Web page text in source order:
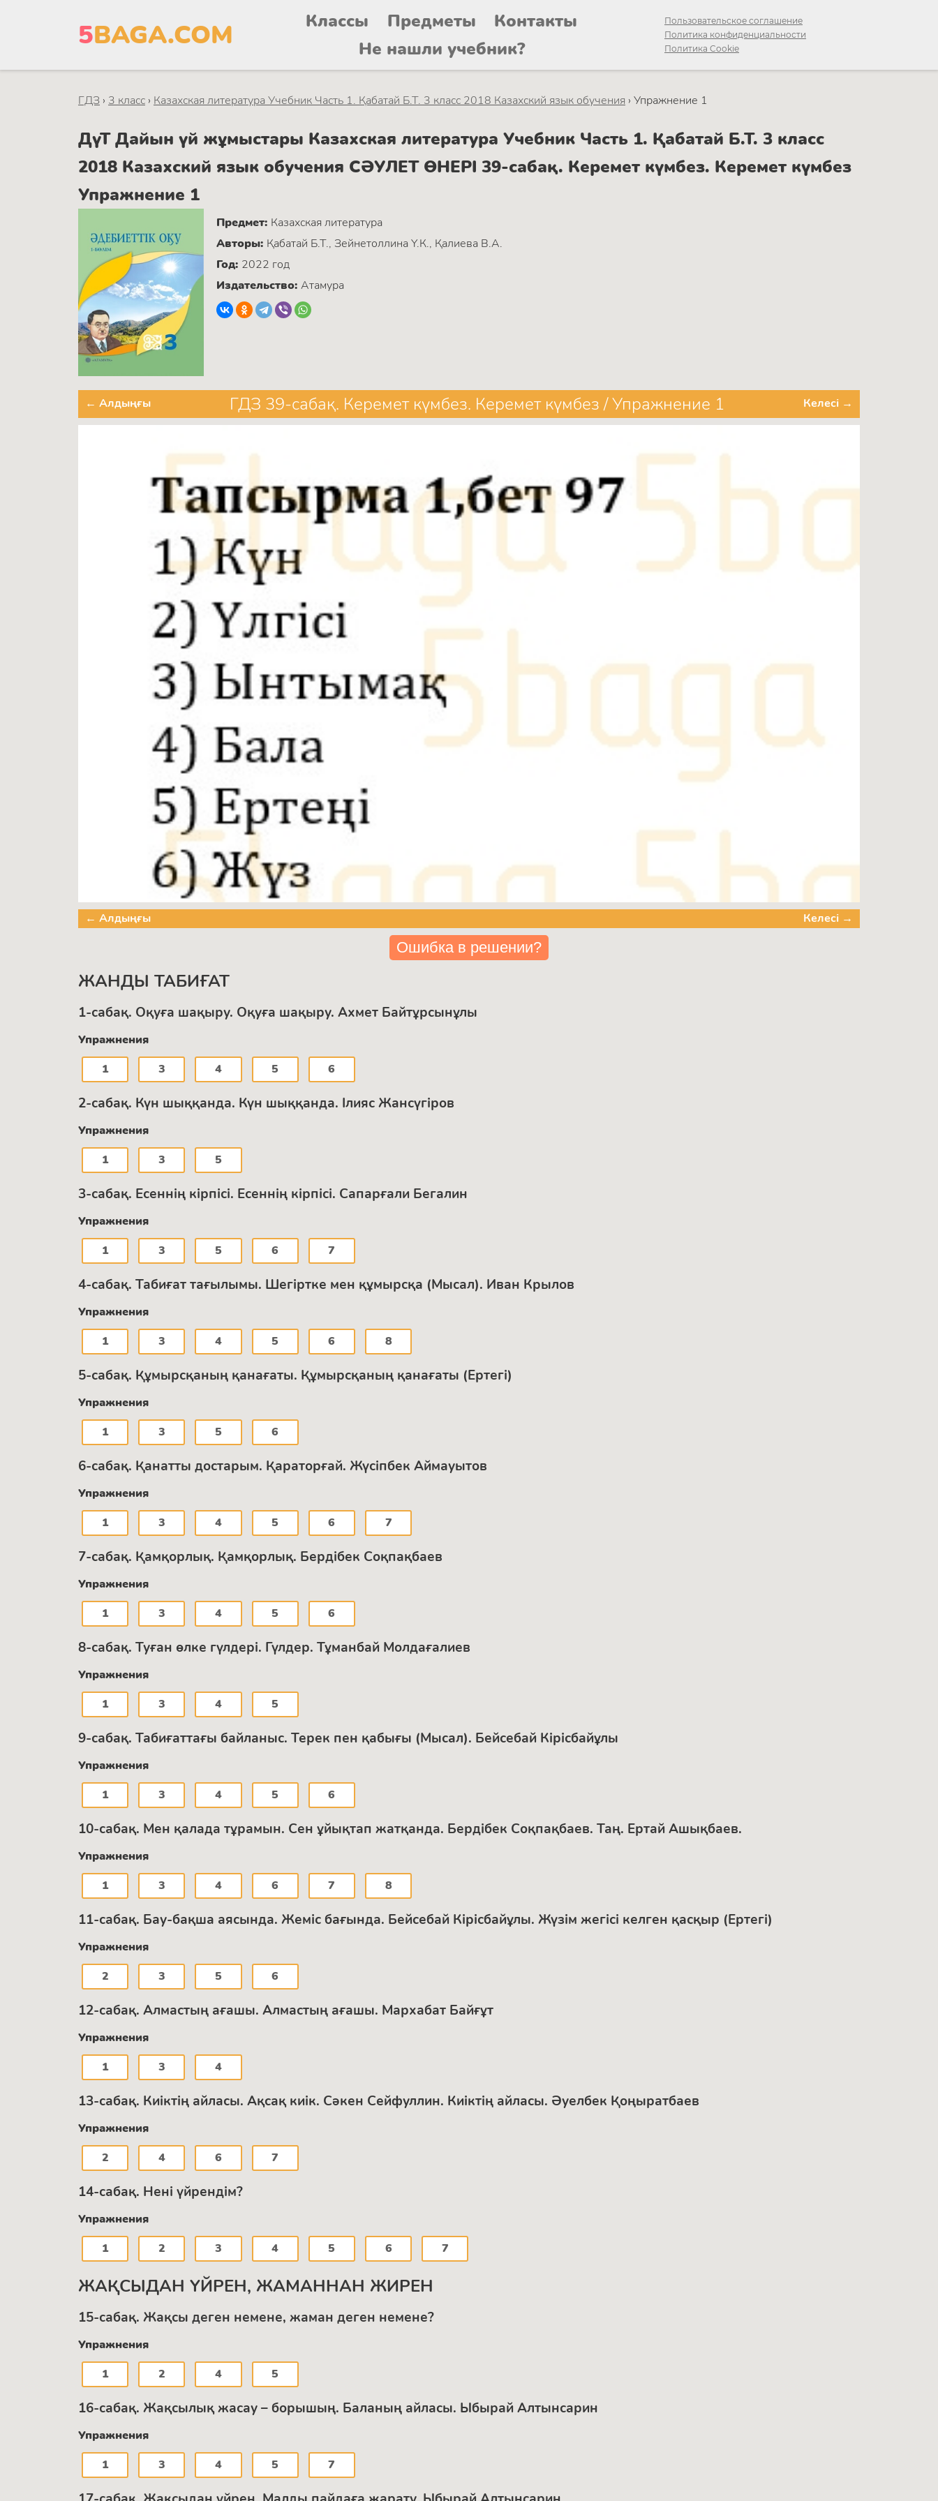
5BAGA.COM Классы Предметы
Контакты
Не нашли учебник?
Пользовательское соглашение
Политика конфиденциальности
Политика Cookie
ГДЗ › 3 класс › Казахская литература Учебник Часть 1. Қабатай Б.Т. 3 класс 2018 Казахский язык обучения › Упражнение 1
ДүТ Дайын үй жұмыстары Казахская литература Учебник Часть 1. Қабатай Б.Т. 3 класс
2018 Казахский язык обучения СӘУЛЕТ ӨНЕРІ 39-сабақ. Керемет күмбез. Керемет күмбез
Упражнение 1
Предмет: Казахская литература
Авторы: Қабатай Б.Т., Зейнетоллина Ү.К., Қалиева В.А.
Год: 2022 год
Издательство: Атамура
← Алдыңғы ГДЗ 39-сабақ. Керемет күмбез. Керемет күмбез / Упражнение 1 Келесі →
← Алдыңғы Келесі →
Ошибка в решении?
ЖАНДЫ ТАБИҒАТ
1-сабақ. Оқуға шақыру. Оқуға шақыру. Ахмет Байтұрсынұлы
Упражнения
1
3 4 5 6
2-сабақ. Күн шыққанда. Күн шыққанда. Ілияс Жансүгіров
Упражнения
1
3 5
3-сабақ. Есеннің кірпісі. Есеннің кірпісі. Сапарғали Бегалин
Упражнения
1
3 5 6 7
4-сабақ. Табиғат тағылымы. Шегіртке мен құмырсқа (Мысал). Иван Крылов
Упражнения
1
3 4 5 6 8
5-сабақ. Құмырсқаның қанағаты. Құмырсқаның қанағаты (Ертегі)
Упражнения
1
3 5 6
6-сабақ. Қанатты достарым. Қараторғай. Жүсіпбек Аймауытов
Упражнения
1
3 4 5 6 7
7-сабақ. Қамқорлық. Қамқорлық. Бердібек Соқпақбаев
Упражнения
1
3 4 5 6
8-сабақ. Туған өлке гүлдері. Гүлдер. Тұманбай Молдағалиев
Упражнения
1
3 4 5
9-сабақ. Табиғаттағы байланыс. Терек пен қабығы (Мысал). Бейсебай Кірісбайұлы
Упражнения
1
3 4 5 6
10-сабақ. Мен қалада тұрамын. Сен ұйықтап жатқанда. Бердібек Соқпақбаев. Таң. Ертай Ашықбаев.
Упражнения
1
3 4 6 7 8
11-сабақ. Бау-бақша аясында. Жеміс бағында. Бейсебай Кірісбайұлы. Жүзім жегісі келген қасқыр (Ертегі)
Упражнения
2
3 5 6
12-сабақ. Алмастың ағашы. Алмастың ағашы. Мархабат Байғұт
Упражнения
1
3 4
13-сабақ. Киіктің айласы. Ақсақ киік. Сәкен Сейфуллин. Киіктің айласы. Әуелбек Қоңыратбаев
Упражнения
2
4 6 7
14-сабақ. Нені үйрендім?
Упражнения
1
2 3 4 5 6 7
ЖАҚСЫДАН ҮЙРЕН, ЖАМАННАН ЖИРЕН
15-сабақ. Жақсы деген немене, жаман деген немене?
Упражнения
1
2 4 5
16-сабақ. Жақсылық жасау – борышың. Баланың айласы. Ыбырай Алтынсарин
Упражнения
1
3 4 5 7